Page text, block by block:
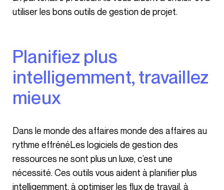
utiliser les bons outils de gestion de projet.
Planifiez plus
intelligemment, travaillez
mieux
Dans le monde des affaires monde des affaires au
rythme effrénéLes logiciels de gestion des
ressources ne sont plus un luxe, c’est une
nécessité. Ces outils vous aident à planifier plus
intelligemment, à optimiser les flux de travail, à